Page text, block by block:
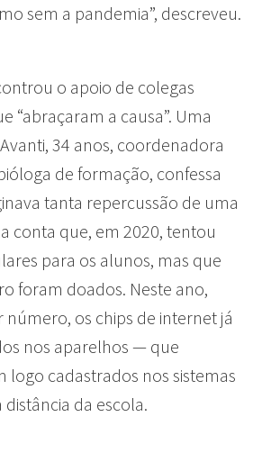
sem a pandemia”, descreveu.
o apoio de colegas
“abraçaram a causa”. Uma
34 anos, coordenadora
de formação, confessa
tanta repercussão de uma
conta que, em 2020, tentou
para os alunos, mas que
foram doados. Neste ano,
os chips de internet já
nos aparelhos — que
logo cadastrados nos sistemas
da escola.